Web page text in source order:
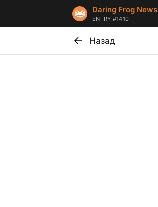
Daring Frog News
ENTRY #1410
Назад